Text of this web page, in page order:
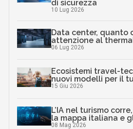
di sicurezza
10 Lug 2026
Data center, quanto
attenzione al
06 Lug 2026
Ecosistemi travel-
nuovi modelli per il
15 Giu 2026
L’IA nel turismo
la mappa italiana e
08 Mag 2026